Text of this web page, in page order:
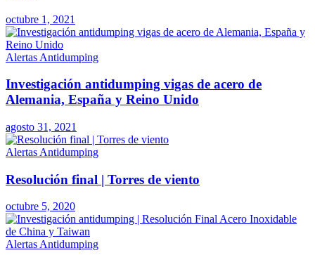
octubre 1, 2021
Alertas Antidumping
Investigación antidumping vigas de acero de
Alemania, España y Reino Unido
agosto 31, 2021
Alertas Antidumping
Resolución final | Torres de viento
octubre 5, 2020
Alertas Antidumping